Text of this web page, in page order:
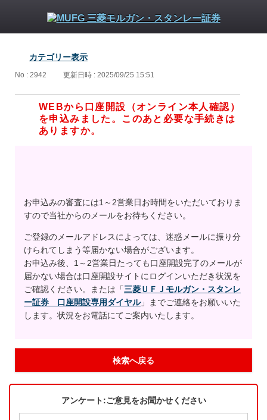
カテゴリー表示
No : 2942 更新日時 : 2025/09/25 15:51
WEBから口座開設（オンライン本人確認）
を申込みました。このあと必要な手続きは
ありますか。
お申込みの審査には1～2営業日お時間をいただいておりま
すので当社からのメールをお待ちください。
ご登録のメールアドレスによっては、迷惑メールに振り分
けられてしまう等届かない場合がございます。
お申込み後、1～2営業日たっても口座開設完了のメールが
届かない場合は口座開設サイトにログインいただき状況を
ご確認ください。または「三菱ＵＦＪモルガン・スタンレ
ー証券 口座開設専用ダイヤル」までご連絡をお願いいた
します。状況をお電話にてご案内いたします。
検索へ戻る
アンケート:ご意見をお聞かせください